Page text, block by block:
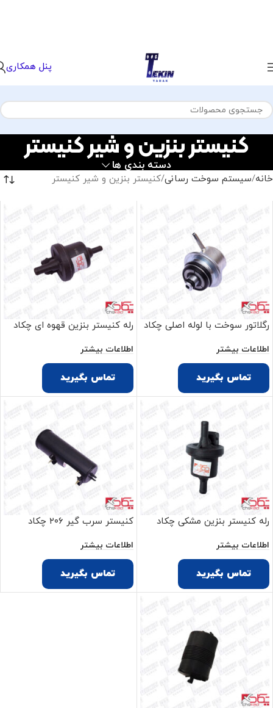
پنل همکاری
کنیستر بنزین و شیر کنیستر
دسته بندی ها
خانه سیستم سوخت رسانی کنیستر بنزین و شیر کنیستر
رگلاتور سوخت با لوله اصلی چکاد
اطلاعات بیشتر
تماس بگیرید
رله کنیستر بنزین قهوه ای چکاد
اطلاعات بیشتر
تماس بگیرید
رله کنیستر بنزین مشکی چکاد
اطلاعات بیشتر
تماس بگیرید
کنیستر سرب گیر ۲۰۶ چکاد
اطلاعات بیشتر
تماس بگیرید